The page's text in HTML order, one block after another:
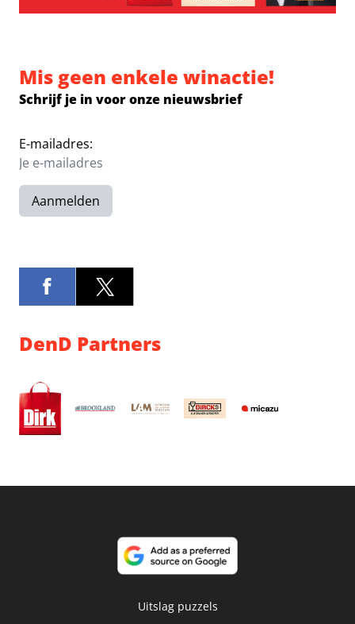
Mis geen enkele winactie!
Schrijf je in voor onze nieuwsbrief
E-mailadres:
Aanmelden
DenD Partners
Uitslag puzzels